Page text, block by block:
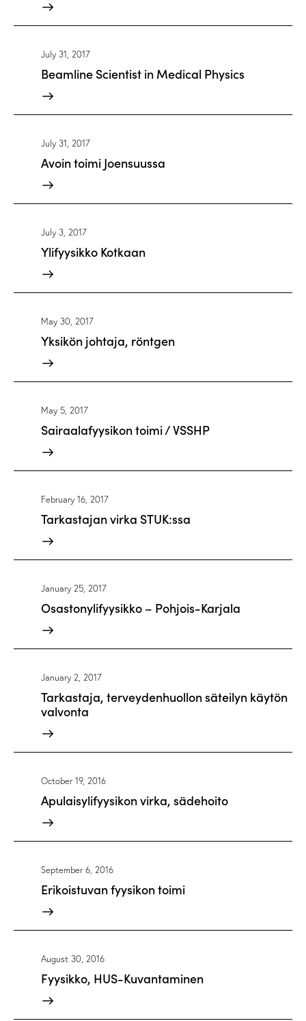
July 31, 2017
Beamline Scientist in Medical Physics
July 31, 2017
Avoin toimi Joensuussa
July 3, 2017
Ylifyysikko Kotkaan
May 30, 2017
Yksikön johtaja, röntgen
May 5, 2017
Sairaalafyysikon toimi / VSSHP
February 16, 2017
Tarkastajan virka STUK:ssa
January 25, 2017
Osastonylifyysikko – Pohjois-Karjala
January 2, 2017
Tarkastaja, terveydenhuollon säteilyn käytön
valvonta
October 19, 2016
Apulaisylifyysikon virka, sädehoito
September 6, 2016
Erikoistuvan fyysikon toimi
August 30, 2016
Fyysikko, HUS-Kuvantaminen